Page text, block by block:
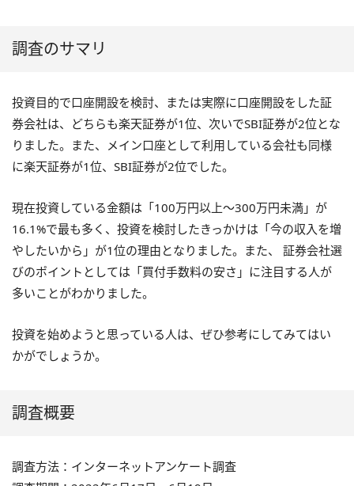
調査のサマリ
投資目的で口座開設を検討、または実際に口座開設をした証
券会社は、どちらも楽天証券が1位、次いでSBI証券が2位とな
りました。また、メイン口座として利用している会社も同様
に楽天証券が1位、SBI証券が2位でした。
現在投資している金額は「100万円以上〜300万円未満」が
16.1%で最も多く、投資を検討したきっかけは「今の収入を増
やしたいから」が1位の理由となりました。また、 証券会社選
びのポイントとしては「買付手数料の安さ」に注目する人が
多いことがわかりました。
投資を始めようと思っている人は、ぜひ参考にしてみてはい
かがでしょうか。
調査概要
調査方法：インターネットアンケート調査